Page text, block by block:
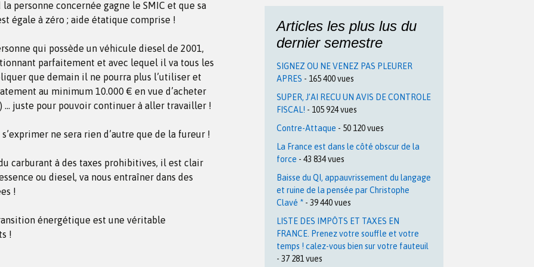
personne concernée gagne le SMIC et que sa
égale à zéro ; aide étatique comprise !
qui possède un véhicule diesel de 2001,
parfaitement et avec lequel il va tous les
que demain il ne pourra plus l’utiliser et
au minimum 10.000 € en vue d’acheter
… juste pour pouvoir continuer à aller travailler !
ne sera rien d’autre que de la fureur !
carburant à des taxes prohibitives, il est clair
ou diesel, va nous entraîner dans des
!
énergétique est une véritable
!
Articles les plus lus du
dernier semestre
SIGNEZ OU NE VENEZ PAS PLEURER
APRES - 165 400 vues
SUPER, J’AI RECU UN AVIS DE CONTROLE
FISCAL! - 105 924 vues
Contre-Attaque - 50 120 vues
La France est dans le côté obscur de la
force - 43 834 vues
Baisse du QI, appauvrissement du langage
et ruine de la pensée par Christophe
Clavé * - 39 440 vues
LISTE DES IMPÔTS ET TAXES EN
FRANCE. Prenez votre souffle et votre
temps ! calez-vous bien sur votre fauteuil
- 37 281 vues